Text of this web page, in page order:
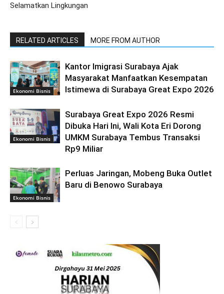
Selamatkan Lingkungan
RELATED ARTICLES MORE FROM AUTHOR
Ekonomi Bisnis
Kantor Imigrasi Surabaya Ajak
Masyarakat Manfaatkan Kesempatan
Istimewa di Surabaya Great Expo 2026
Ekonomi Bisnis
Surabaya Great Expo 2026 Resmi
Dibuka Hari Ini, Wali Kota Eri Dorong
UMKM Surabaya Tembus Transaksi
Rp9 Miliar
Ekonomi Bisnis
Perluas Jaringan, Mobeng Buka Outlet
Baru di Benowo Surabaya